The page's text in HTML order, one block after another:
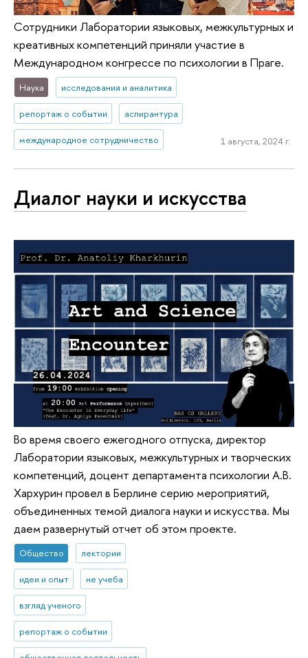
Сотрудники Лаборатории языковых, межкультурных и
креативных компетенций приняли участие в
Международном конгрессе по психологии в Праге.
Наука исследования и аналитика
репортаж о событии аспирантура
международное сотрудничество 1 августа, 2024 г.
Диалог науки и искусства
Во время своего ежегодного отпуска, директор
Лаборатории языковых, межкультурных и творческих
компетенций, доцент департамента психологии А.В.
Хархурин провел в Берлине серию мероприятий,
объединенных темой диалога науки и искусства. Мы
даем развернутый отчет об этом проекте.
Общество лектории
идеи и опыт не учеба
взгляд ученого
репортаж о событии